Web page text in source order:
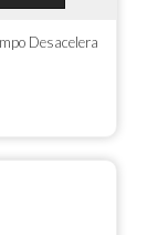
Desacelera